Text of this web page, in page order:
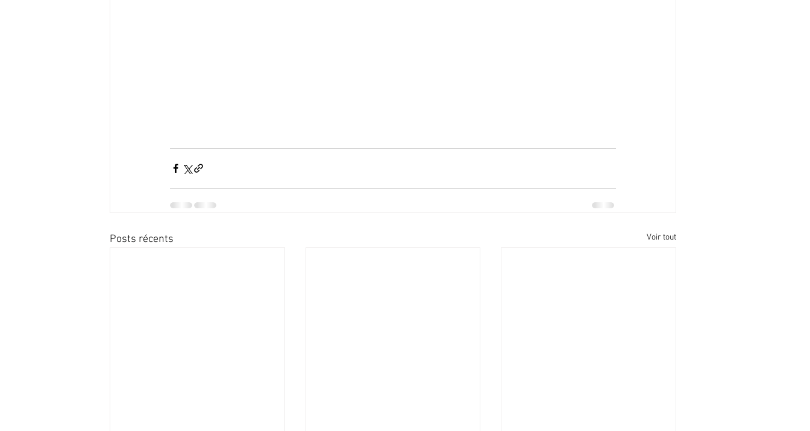
Posts récents Voir tout